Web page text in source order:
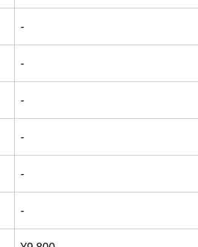
-
-
-
-
-
-